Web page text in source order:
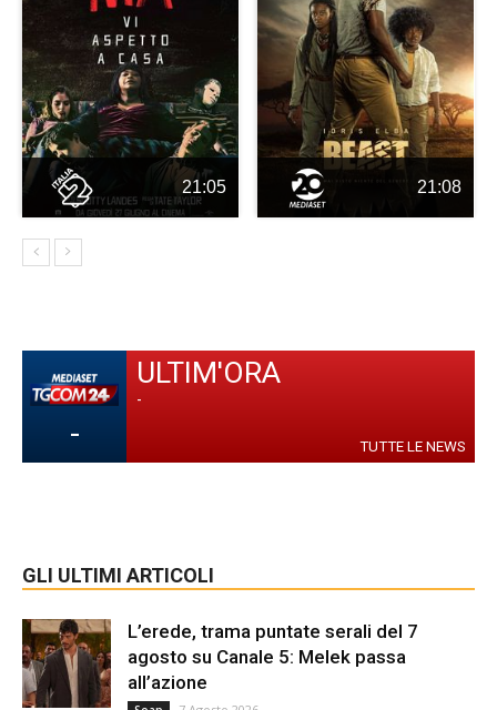
21:05 21:08
-
ULTIM'ORA
-
TUTTE LE NEWS
GLI ULTIMI ARTICOLI
L’erede, trama puntate serali del 7
agosto su Canale 5: Melek passa
all’azione